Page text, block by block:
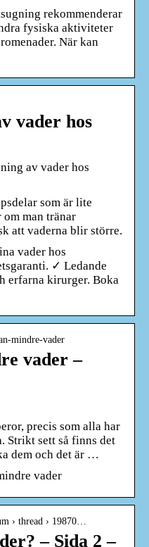
rekommenderar
fysiska aktiviteter
När kan
vader hos
av vader hos
som är lite
man tränar
att vaderna blir större.
vader hos
✓ Ledande
erfarna kirurger. Boka
mindre-vader
vader –
precis som alla har
Strikt sett så finns det
dem och det är …
vader
› thread › 19870…
– Sida 2 –